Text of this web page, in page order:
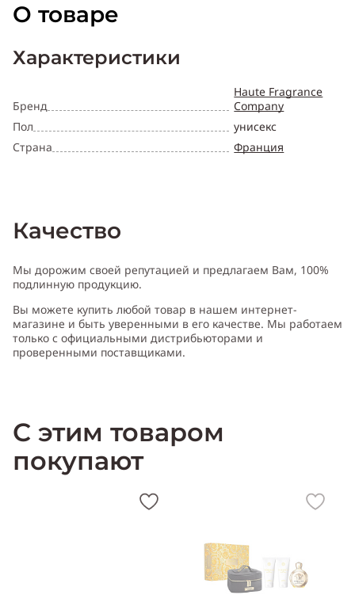
О товаре
Характеристики
Бренд
Пол
Страна
Haute Fragrance
Company
унисекс
Франция
Качество
Мы дорожим своей репутацией и предлагаем Вам, 100%
подлинную продукцию.
Вы можете купить любой товар в нашем интернет-
магазине и быть уверенными в его качестве. Мы работаем
только с официальными дистрибьюторами и
проверенными поставщиками.
С этим товаром
покупают